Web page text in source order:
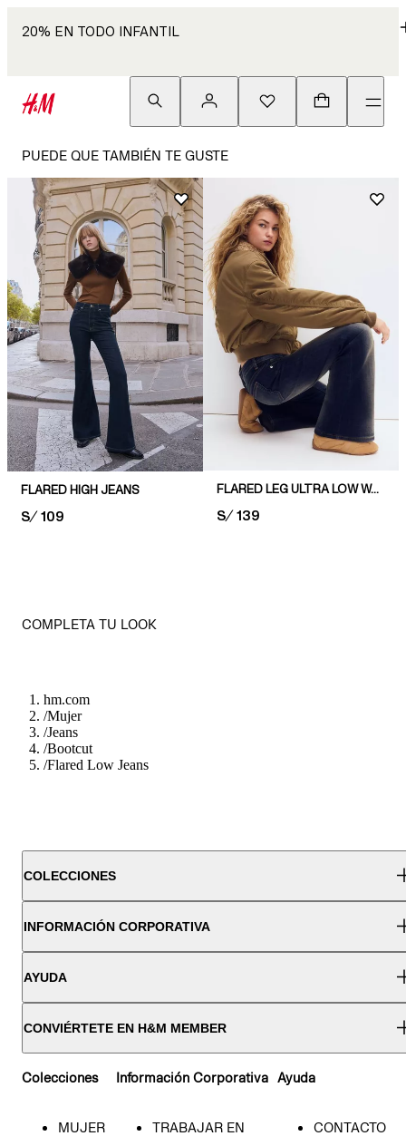
20% EN TODO INFANTIL
PUEDE QUE TAMBIÉN TE GUSTE
FLARED HIGH JEANS
PRICE:
S/ 109
FLARED LEG ULTRA LOW WAIST JEANS
PRICE:
S/ 139
COMPLETA TU LOOK
hm.com
/Mujer
/Jeans
/Bootcut
/Flared Low Jeans
COLECCIONES
INFORMACIÓN CORPORATIVA
AYUDA
CONVIÉRTETE EN H&M MEMBER
Colecciones
MUJER
Información Corporativa
TRABAJAR EN
Ayuda
CONTACTO